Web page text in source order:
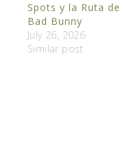
Spots y la Ruta de
Bad Bunny
July 26, 2026
Similar post